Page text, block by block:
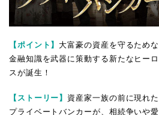
【ポイント】 大富豪の資産を守るため
金融知識を武器に策動する新たなヒー
スが誕生！
【ストーリー】 資産家一族の前に現れ
プライベートバンカーが、相続争いや